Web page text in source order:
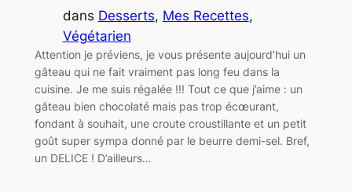
dans Desserts, Mes Recettes
Végétarien
Attention je préviens, je vous présente aujourd’hui un
gâteau qui ne fait vraiment pas long feu dans la
cuisine. Je me suis régalée !!! Tout ce que j’aime : un
gâteau bien chocolaté mais pas trop écœurant,
fondant à souhait, une croute croustillante et un petit
goût super sympa donné par le beurre demi-sel. Bref,
un DELICE ! D’ailleurs…